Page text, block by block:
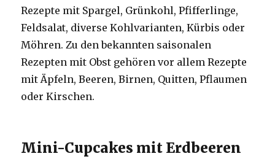
Rezepte mit Spargel, Grünkohl, Pfifferlinge,
Feldsalat, diverse Kohlvarianten, Kürbis oder
Möhren. Zu den bekannten saisonalen
Rezepten mit Obst gehören vor allem Rezepte
mit Äpfeln, Beeren, Birnen, Quitten, Pflaumen
oder Kirschen.
Mini-Cupcakes mit Erdbeeren